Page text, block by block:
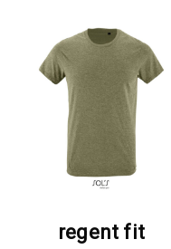
regent fit